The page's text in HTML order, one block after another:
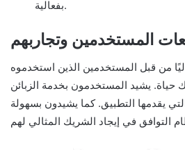
بفعالية.
المستخدمين وتجاربهم
من قبل المستخدمين الذين استخدموه
يشيد المستخدمون بخدمة الزبائن
يقدمها التطبيق. كما يشيدون بسهولة